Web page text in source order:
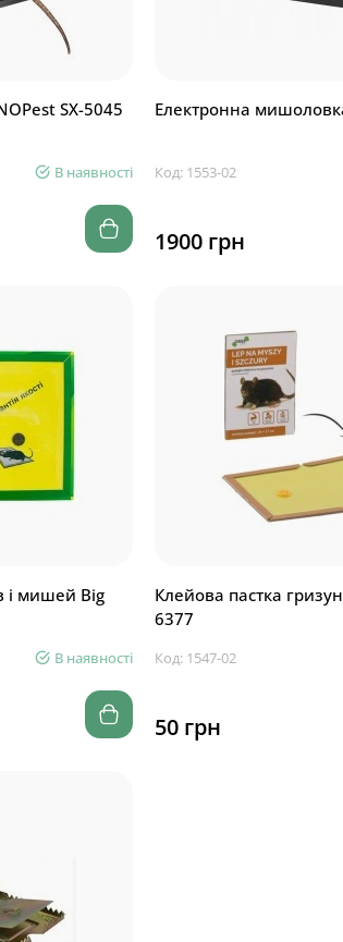
SX-5045
В наявності
Електронна
Код: 1553-02
1900 грн
і мишей Big
В наявності
Клейова пастка
6377
Код: 1547-02
50 грн